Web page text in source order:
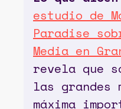
estudio de
Paradise
Media en
revela que
las grandes
máxima